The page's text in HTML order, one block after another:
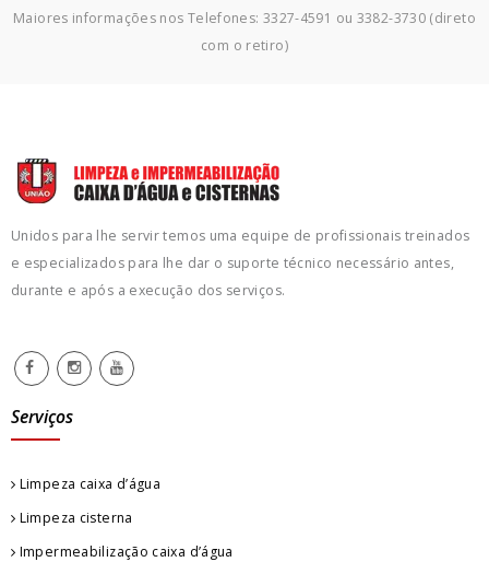
Maiores informações nos Telefones: 3327-4591 ou 3382-3730 (direto
com o retiro)
Unidos para lhe servir temos uma equipe de profissionais treinados
e especializados para lhe dar o suporte técnico necessário antes,
durante e após a execução dos serviços.
Serviços
Limpeza caixa d’água
Limpeza cisterna
Impermeabilização caixa d’água